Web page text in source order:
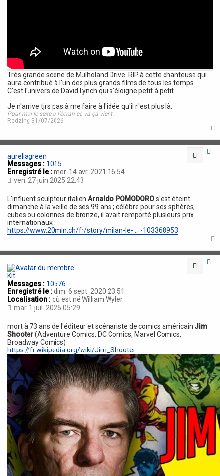
Trés grande scène de Mulholand Drive. RIP à cette chanteuse qui
aura contribué à l'un des plus grands films de tous les temps.
C'est l'univers de David Lynch qui s'éloigne petit à petit.
Je n'arrive tjrs pas à me faire à l'idée qu'il n'est plus là.
Pour moi le sexe à l'écran ça va ça vient.
Redzing 31/07/2026
aureliagreen
Messages : 1015
Enregistré le :mer. 14 avr. 2021 16:54
ven. 27 juin 2025 22:43
L'influent sculpteur italien Arnaldo POMODOROs'est éteint
dimanche à la veille de ses 99 ans ; célèbre pour ses sphères,
cubes ou colonnes de bronze, il avait remporté plusieurs prix
internationaux :
https://www.20min.ch/fr/story/milan-le- ... -103368953
Kit
Messages : 10576
Enregistré le :dim. 6 sept. 2020 23:51
Localisation :où est né William Wyler
mar. 1 juil. 2025 05:29
mort à 73 ans de l'éditeur et scénariste de comics américain Jim
Shooter(Adventure Comics, DC Comics, Marvel Comics,
Broadway Comics)
https://fr.wikipedia.org/wiki/Jim_Shooter